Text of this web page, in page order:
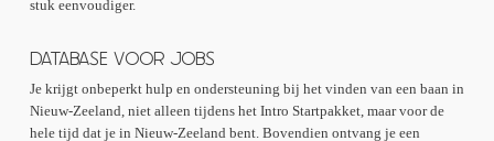
stuk eenvoudiger.
DATABASE VOOR JOBS
Je krijgt onbeperkt hulp en ondersteuning bij het vinden van een baan in
Nieuw-Zeeland, niet alleen tijdens het Intro Startpakket, maar voor de
hele tijd dat je in Nieuw-Zeeland bent. Bovendien ontvang je een